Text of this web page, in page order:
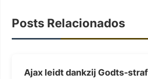
Posts Relacionados
Ajax leidt dankzij Godts-